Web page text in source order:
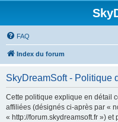
FAQ
Index du forum
SkyDreamSoft - Politique
Cette politique explique en détail
affiliées (désignés ci-après par «
« http://forum.skydreamsoft.fr »)